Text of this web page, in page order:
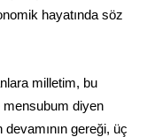
hayatında söz
milletim, bu
mensubum diyen
gereği, üç